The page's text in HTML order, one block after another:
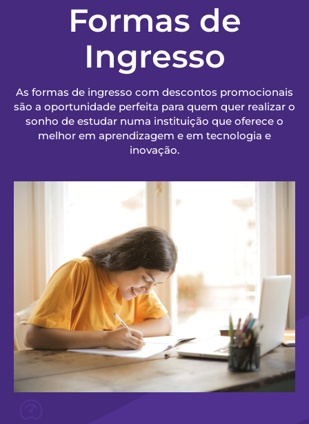
Formas de
Ingresso
As formas de ingresso com descontos promocionais
são a oportunidade perfeita para quem quer realizar o
sonho de estudar numa instituição que oferece o
melhor em aprendizagem e em tecnologia e
inovação.